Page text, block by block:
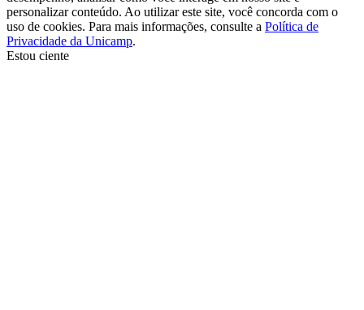
personalizar conteúdo. Ao utilizar este site, você concorda com o
uso de cookies. Para mais informações, consulte a Política de
Privacidade da Unicamp.
Estou ciente